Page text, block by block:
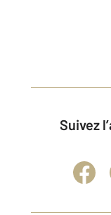
Suivez l’actualité immobilière et